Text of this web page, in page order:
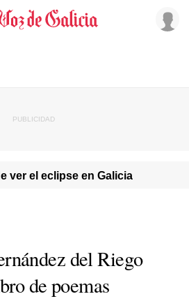
ver el eclipse en Galicia
del Riego
de poemas